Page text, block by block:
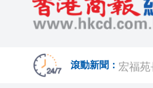
滾動新聞：
巴基斯
宏福